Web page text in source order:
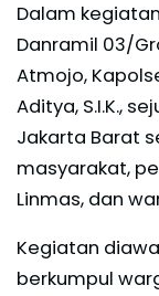
Dalam
Danramil 03/
Atmojo,
Aditya, S.I.K.,
Jakarta Barat
masyarakat,
Linmas, dan
Kegiatan
berkumpul